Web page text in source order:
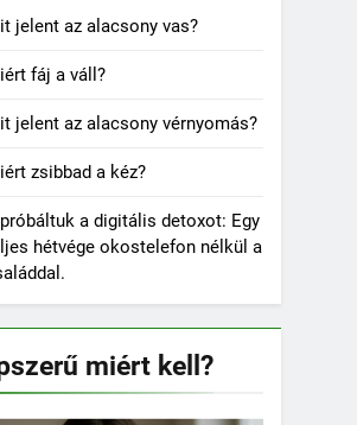
jelent az alacsony vas?
fáj a váll?
jelent az alacsony vérnyomás?
zsibbad a kéz?
a digitális detoxot: Egy
hétvége okostelefon nélkül a
miért kell?